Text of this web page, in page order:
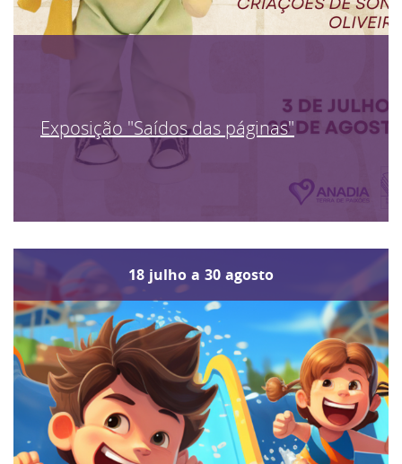
Exposição "Saídos das páginas"
18 julho a 30 agosto